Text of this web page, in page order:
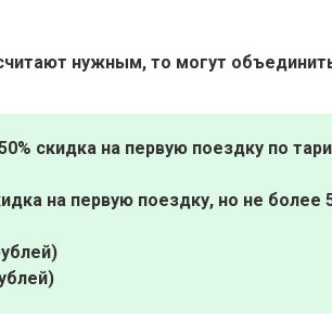
нужным, то могут
скидка на первую поездку по
на первую поездку, но не более